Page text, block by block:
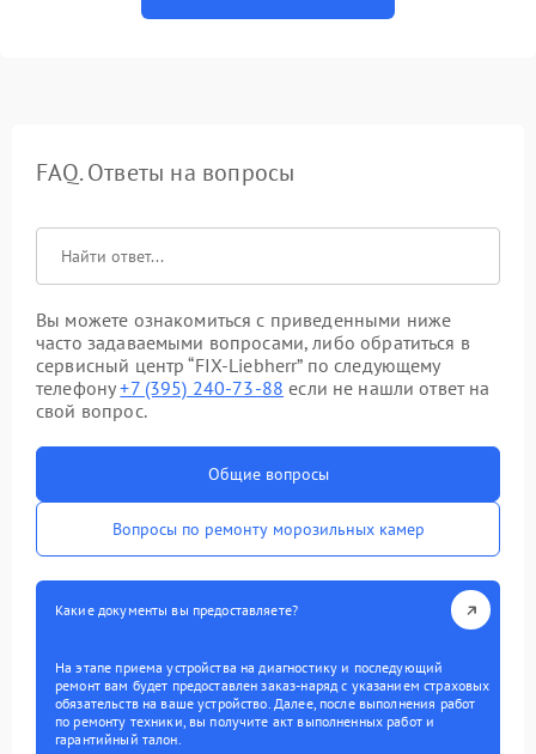
FAQ. Ответы на вопросы
Вы можете ознакомиться с приведенными ниже
часто задаваемыми вопросами, либо обратиться в
сервисный центр “FIX-Liebherr” по следующему
телефону+7 (395) 240-73-88 если не нашли ответ на
свой вопрос.
Общие вопросы
Вопросы по ремонту морозильных камер
Какие документы вы предоставляете?
На этапе приема устройства на диагностику и последующий
ремонт вам будет предоставлен заказ-наряд с указанием страховых
обязательств на ваше устройство. Далее, после выполнения работ
по ремонту техники, вы получите акт выполненных работ и
гарантийный талон.